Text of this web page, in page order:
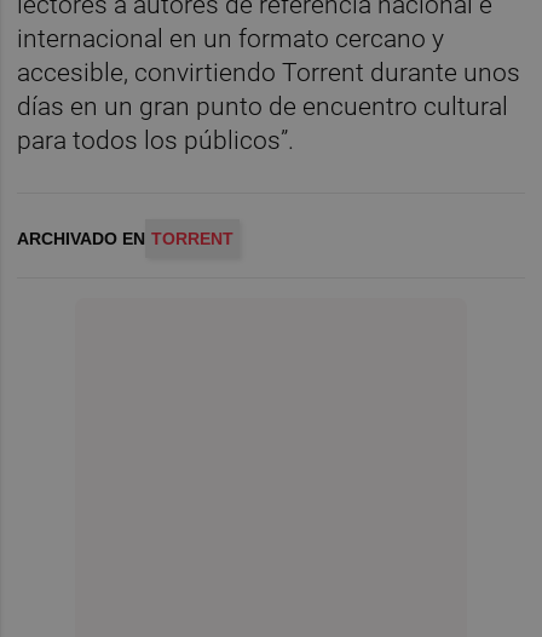
internacional en un formato cercano y
accesible, convirtiendo Torrent durante unos
días en un gran punto de encuentro cultural
para todos los públicos”.
ARCHIVADO EN TORRENT